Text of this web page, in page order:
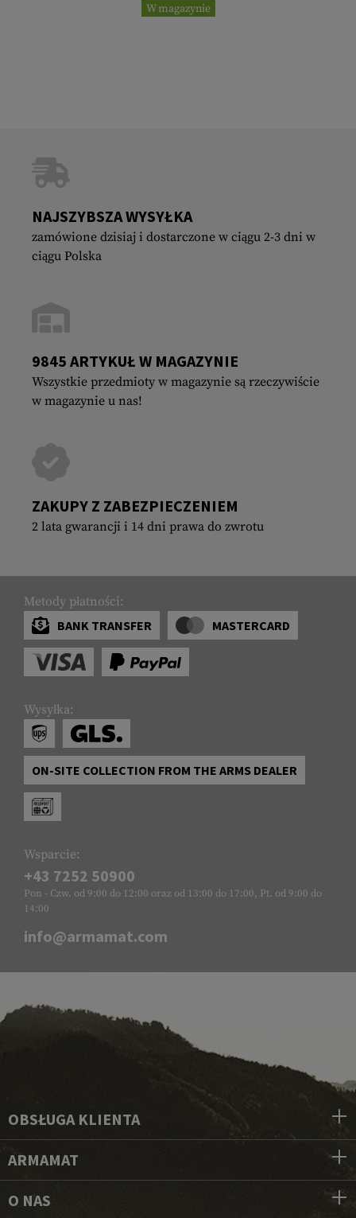
W magazynie
NAJSZYBSZA WYSYŁKA
zamówione dzisiaj i dostarczone w ciągu 2-3 dni w
ciągu Polska
9845 ARTYKUŁ W MAGAZYNIE
Wszystkie przedmioty w magazynie są rzeczywiście
w magazynie u nas!
ZAKUPY Z ZABEZPIECZENIEM
2 lata gwarancji i 14 dni prawa do zwrotu
Metody płatności:
BANK TRANSFER
MASTERCARD
Wysyłka:
ON-SITE COLLECTION FROM THE ARMS DEALER
Wsparcie:
+43 7252 50900
Pon - Czw. od 9:00 do 12:00 oraz od 13:00 do 17:00, Pt. od 9:00 do
14:00
info@armamat.com
OBSŁUGA KLIENTA
ARMAMAT
O NAS